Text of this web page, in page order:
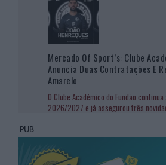
Mercado Of Sport’s: Clube
Anuncia Duas Contratações E
Amarelo
O Clube Académico do Fundão
2026/2027 e já assegurou três